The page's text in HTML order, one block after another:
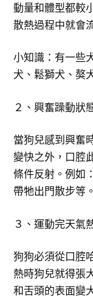
動量和體型都較
散熱過程中就會
小知識：有一些
犬、鬆獅犬、獒
２、興奮躁動狀
當狗兒感到興奮
變快之外，口腔
條件反射。例如
帶牠出門散步等。
３、運動完天氣
狗狗必須從口腔
熱時狗兒就得張
和舌頭的表面變